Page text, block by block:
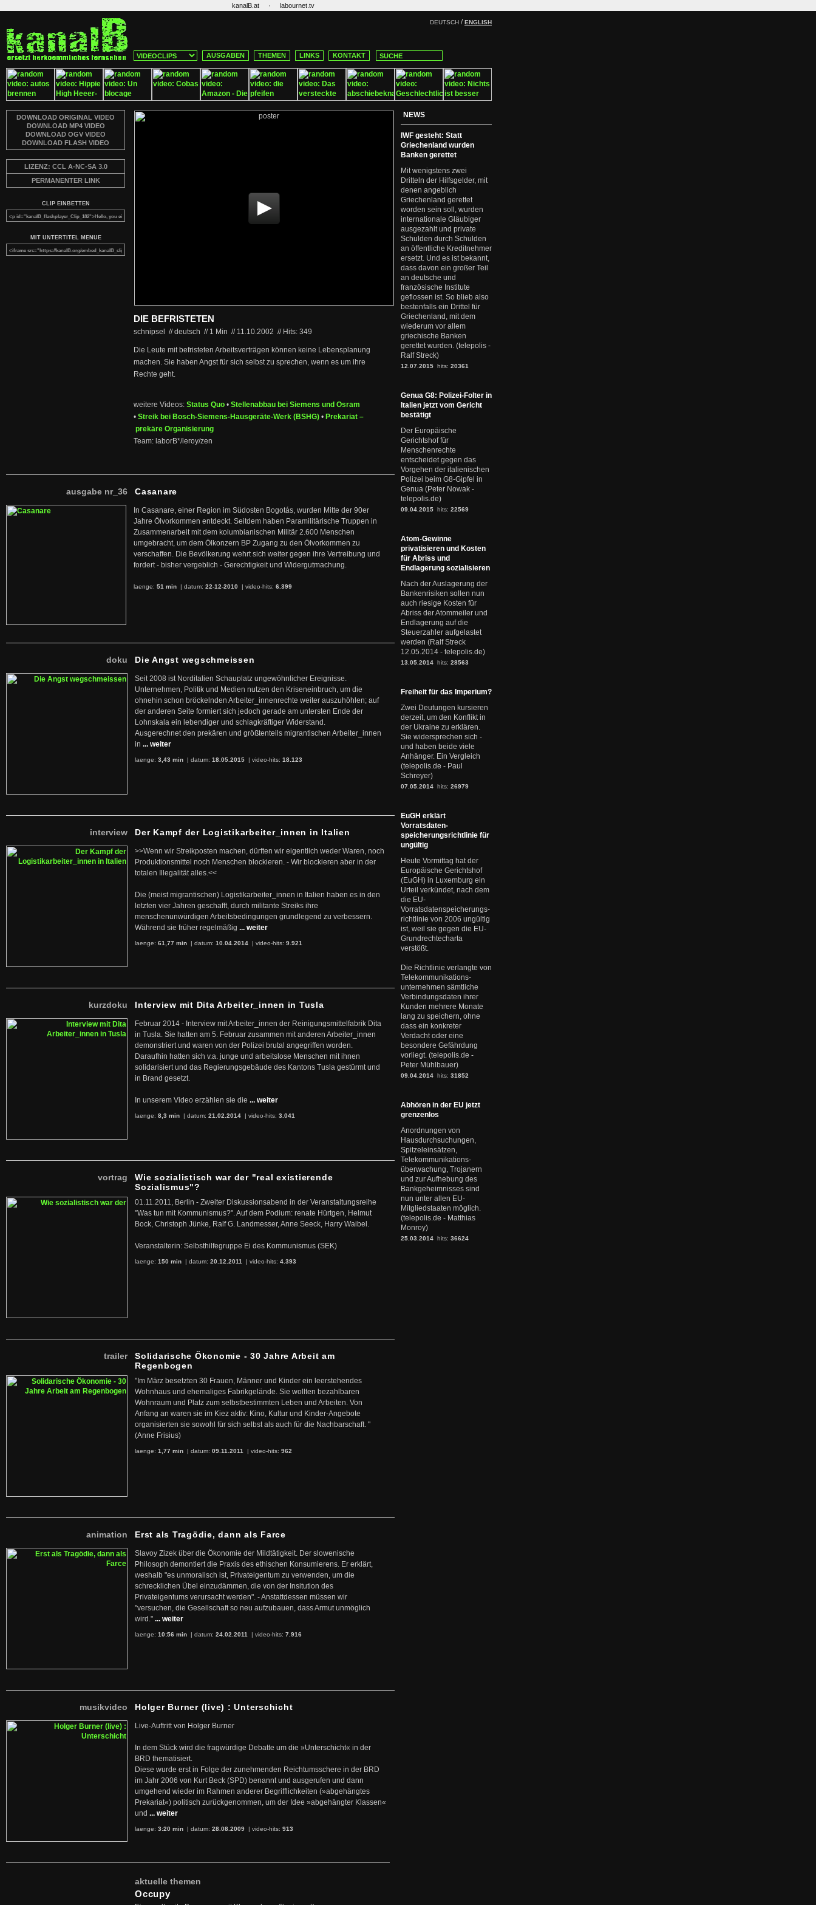
kanalB.at · labournet.tv
DEUTSCH /ENGLISH
AUSGABEN THEMEN LINKS KONTAKT
DOWNLOAD ORIGINAL VIDEO
DOWNLOAD MP4 VIDEO
DOWNLOAD OGV VIDEO
DOWNLOAD FLASH VIDEO
LIZENZ: CCL A-NC-SA 3.0
PERMANENTER LINK
CLIP EINBETTEN
MIT UNTERTITEL MENUE
DIE BEFRISTETEN
schnipsel // deutsch // 1 Min // 11.10.2002 // Hits: 349
Die Leute mit befristeten Arbeitsverträgen können keine Lebensplanung
machen. Sie haben Angst für sich selbst zu sprechen, wenn es um ihre
Rechte geht.
weitere Videos: Status Quo • Stellenabbau bei Siemens und Osram
• Streik bei Bosch-Siemens-Hausgeräte-Werk (BSHG) • Prekariat –
prekäre Organisierung
Team: laborB*/leroy/zen
ausgabe nr_36 Casanare
In Casanare, einer Region im Südosten Bogotás, wurden Mitte der 90er
Jahre Ölvorkommen entdeckt. Seitdem haben Paramilitärische Truppen in
Zusammenarbeit mit dem kolumbianischen Militär 2.600 Menschen
umgebracht, um dem Ölkonzern BP Zugang zu den Ölvorkommen zu
verschaffen. Die Bevölkerung wehrt sich weiter gegen ihre Vertreibung und
fordert - bisher vergeblich - Gerechtigkeit und Widergutmachung.
laenge: 51 min | datum: 22-12-2010 | video-hits: 6.399
doku Die Angst wegschmeissen
Seit 2008 ist Norditalien Schauplatz ungewöhnlicher Ereignisse.
Unternehmen, Politik und Medien nutzen den Kriseneinbruch, um die
ohnehin schon bröckelnden Arbeiter_innenrechte weiter auszuhöhlen; auf
der anderen Seite formiert sich jedoch gerade am untersten Ende der
Lohnskala ein lebendiger und schlagkräftiger Widerstand.
Ausgerechnet den prekären und größtenteils migrantischen Arbeiter_innen
in ... weiter
laenge: 3,43 min | datum: 18.05.2015 | video-hits: 18.123
interview Der Kampf der Logistikarbeiter_innen in Italien
>>Wenn wir Streikposten machen, dürften wir eigentlich weder Waren, noch
Produktionsmittel noch Menschen blockieren. - Wir blockieren aber in der
totalen Illegalität alles.<<
Die (meist migrantischen) Logistikarbeiter_innen in Italien haben es in den
letzten vier Jahren geschafft, durch militante Streiks ihre
menschenunwürdigen Arbeitsbedingungen grundlegend zu verbessern.
Während sie früher regelmäßig ... weiter
laenge: 61,77 min | datum: 10.04.2014 | video-hits: 9.921
kurzdoku Interview mit Dita Arbeiter_innen in Tusla
Februar 2014 - Interview mit Arbeiter_innen der Reinigungsmittelfabrik Dita
in Tusla. Sie hatten am 5. Februar zusammen mit anderen Arbeiter_innen
demonstriert und waren von der Polizei brutal angegriffen worden.
Daraufhin hatten sich v.a. junge und arbeitslose Menschen mit ihnen
solidarisiert und das Regierungsgebäude des Kantons Tusla gestürmt und
in Brand gesetzt.
In unserem Video erzählen sie die ... weiter
laenge: 8,3 min | datum: 21.02.2014 | video-hits: 3.041
vortrag
Wie sozialistisch war der "real existierende
Sozialismus"?
01.11.2011, Berlin - Zweiter Diskussionsabend in der Veranstaltungsreihe
"Was tun mit Kommunismus?". Auf dem Podium: renate Hürtgen, Helmut
Bock, Christoph Jünke, Ralf G. Landmesser, Anne Seeck, Harry Waibel.
Veranstalterin: Selbsthilfegruppe Ei des Kommunismus (SEK)
laenge: 150 min | datum: 20.12.2011 | video-hits: 4.393
trailer
Solidarische Ökonomie - 30 Jahre Arbeit am
Regenbogen
"Im März besetzten 30 Frauen, Männer und Kinder ein leerstehendes
Wohnhaus und ehemaliges Fabrikgelände. Sie wollten bezahlbaren
Wohnraum und Platz zum selbstbestimmten Leben und Arbeiten. Von
Anfang an waren sie im Kiez aktiv: Kino, Kultur und Kinder-Angebote
organisierten sie sowohl für sich selbst als auch für die Nachbarschaft. "
(Anne Frisius)
laenge: 1,77 min | datum: 09.11.2011 | video-hits: 962
animation Erst als Tragödie, dann als Farce
Slavoy Zizek über die Ökonomie der Mildtätigkeit. Der slowenische
Philosoph demontiert die Praxis des ethischen Konsumierens. Er erklärt,
weshalb "es unmoralisch ist, Privateigentum zu verwenden, um die
schrecklichen Übel einzudämmen, die von der Insitution des
Privateigentums verursacht werden". - Anstattdessen müssen wir
"versuchen, die Gesellschaft so neu aufzubauen, dass Armut unmöglich
wird." ... weiter
laenge: 10:56 min | datum: 24.02.2011 | video-hits: 7.916
musikvideo Holger Burner (live) : Unterschicht
Live-Auftritt von Holger Burner
In dem Stück wird die fragwürdige Debatte um die »Unterschicht« in der
BRD thematisiert.
Diese wurde erst in Folge der zunehmenden Reichtumsschere in der BRD
im Jahr 2006 von Kurt Beck (SPD) benannt und ausgerufen und dann
umgehend wieder im Rahmen anderer Begrifflichkeiten (»abgehängtes
Prekariat«) politisch zurückgenommen, um der Idee »abgehängter Klassen«
und ... weiter
laenge: 3:20 min | datum: 28.08.2009 | video-hits: 913
aktuelle themen
Occupy
NEWS
IWF gesteht: Statt
Griechenland wurden
Banken gerettet
Mit wenigstens zwei
Dritteln der Hilfsgelder, mit
denen angeblich
Griechenland gerettet
worden sein soll, wurden
internationale Gläubiger
ausgezahlt und private
Schulden durch Schulden
an öffentliche Kreditnehmer
ersetzt. Und es ist bekannt,
dass davon ein großer Teil
an deutsche und
französische Institute
geflossen ist. So blieb also
bestenfalls ein Drittel für
Griechenland, mit dem
wiederum vor allem
griechische Banken
gerettet wurden. (telepolis -
Ralf Streck)
12.07.2015 hits: 20361
Genua G8: Polizei-Folter in
Italien jetzt vom Gericht
bestätigt
Der Europäische
Gerichtshof für
Menschenrechte
entscheidet gegen das
Vorgehen der italienischen
Polizei beim G8-Gipfel in
Genua (Peter Nowak -
telepolis.de)
09.04.2015 hits: 22569
Atom-Gewinne
privatisieren und Kosten
für Abriss und
Endlagerung sozialisieren
Nach der Auslagerung der
Bankenrisiken sollen nun
auch riesige Kosten für
Abriss der Atommeiler und
Endlagerung auf die
Steuerzahler aufgelastet
werden (Ralf Streck
12.05.2014 - telepolis.de)
13.05.2014 hits: 28563
Freiheit für das Imperium?
Zwei Deutungen kursieren
derzeit, um den Konflikt in
der Ukraine zu erklären.
Sie widersprechen sich -
und haben beide viele
Anhänger. Ein Vergleich
(telepolis.de - Paul
Schreyer)
07.05.2014 hits: 26979
EuGH erklärt
Vorratsdaten-
speicherungsrichtlinie für
ungültig
Heute Vormittag hat der
Europäische Gerichtshof
(EuGH) in Luxemburg ein
Urteil verkündet, nach dem
die EU-
Vorratsdatenspeicherungs-
richtlinie von 2006 ungültig
ist, weil sie gegen die EU-
Grundrechtecharta
verstößt.
Die Richtlinie verlangte von
Telekommunikations-
unternehmen sämtliche
Verbindungsdaten ihrer
Kunden mehrere Monate
lang zu speichern, ohne
dass ein konkreter
Verdacht oder eine
besondere Gefährdung
vorliegt. (telepolis.de -
Peter Mühlbauer)
09.04.2014 hits: 31852
Abhören in der EU jetzt
grenzenlos
Anordnungen von
Hausdurchsuchungen,
Spitzeleinsätzen,
Telekommunikations-
überwachung, Trojanern
und zur Aufhebung des
Bankgeheimnisses sind
nun unter allen EU-
Mitgliedstaaten möglich.
(telepolis.de - Matthias
Monroy)
25.03.2014 hits: 36624